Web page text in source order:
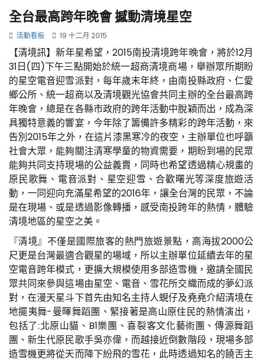
全台最高跨年晚會 撼動清境星空
活動看板 19 十二月 2015
【清境訊】新年星希望，2015南投清境跨年晚會，將於12月
31日(四)下午三點開始於統一超商清境商場，舉辦眾所期盼
的星空電音迎雪派對，每年歲末年終，由南投縣政府、仁愛
鄉公所、統一超商以及清境觀光協會共同主辦的全台最高跨
年晚會，總是在各縣市政府的跨年活動中脫穎而出，成為深
具獨特意義的響宴，今年除了籌備許多精彩的跨年活動，來
告別2015年之外，在這片漆黑寒冷的夜空，主辦單位也呼籲
社會大眾，能夠關注清寒學童的物資需要，期盼到場的民眾
能夠共同支持現場的公益義賣，同時也希望透過精心規畫的
原民歌舞、電音派對、星空迎雪、合歡曙光等深度旅遊活
動，一同迎向充滿星希望的2016年，讓全台灣的民眾，不論
是在現場、或是透過影像轉播，感受南投跨年的熱情，體驗
清境地區的星空之美。
『清境』不僅是國際旅客的熱門旅遊景點，高海拔2000公
尺更是台灣最適合觀星的場域，所以主辦單位延續去年的星
空電音跨年模式，更擴大規模使用多部造雪機，邀請全國民
眾共同來參與這場由星空、電音、雪花所交織而成的夢幻派
對，在漫天星斗下首先由知名主持人蜆仔及堯堯介紹清境在
地擺夷舞-曼暉舞蹈團、緊接著是高山原住民的熱情演出，
包括了:北原山貓、B1樂團、喜裂客文化藝術團、傳源舞蹈
團、新生代原民歌手吳亦偉，而越接近倒數階段，現場多部
造雪機更將從天而降下紛飛的雪花，此時透過知名的饒舌主